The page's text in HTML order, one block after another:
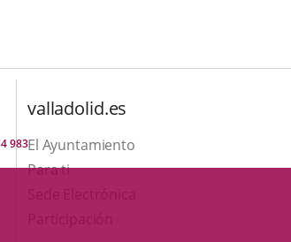
983
valladolid.es
El Ayuntamiento
Para ti